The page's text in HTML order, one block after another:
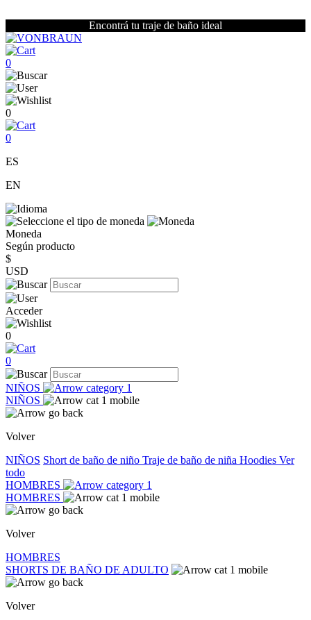
Encontrá tu traje de baño ideal
0
0
0
ES
EN
Moneda
Según producto
$
USD
Acceder
0
0
NIÑOS
NIÑOS
Volver
NIÑOS Short de baño de niño Traje de baño de niña Hoodies Ver
todo
HOMBRES
HOMBRES
Volver
HOMBRES
SHORTS DE BAÑO DE ADULTO
Volver